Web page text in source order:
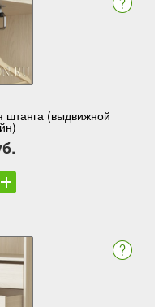
штанга (выдвижной